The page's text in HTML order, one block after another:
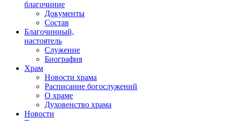
благочиние
Документы
Состав
Благочинный,
настоятель
Служение
Биография
Храм
Новости храма
Расписание богослужений
О храме
Духовенство храма
Новости